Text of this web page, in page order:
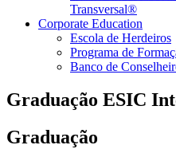
Transversal®
Corporate Education
Escola de Herdeiros
Programa de
Banco de
Graduação ESIC
Graduação